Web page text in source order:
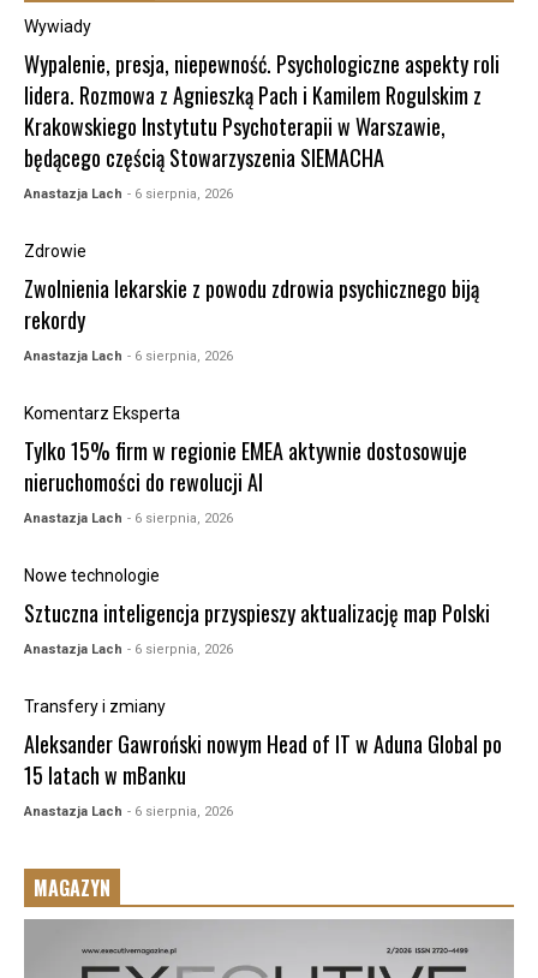
Wywiady
Wypalenie, presja, niepewność. Psychologiczne aspekty roli
lidera. Rozmowa z Agnieszką Pach i Kamilem Rogulskim z
Krakowskiego Instytutu Psychoterapii w Warszawie,
będącego częścią Stowarzyszenia SIEMACHA
Anastazja Lach - 6 sierpnia, 2026
Zdrowie
Zwolnienia lekarskie z powodu zdrowia psychicznego biją
rekordy
Anastazja Lach - 6 sierpnia, 2026
Komentarz Eksperta
Tylko 15% firm w regionie EMEA aktywnie dostosowuje
nieruchomości do rewolucji AI
Anastazja Lach - 6 sierpnia, 2026
Nowe technologie
Sztuczna inteligencja przyspieszy aktualizację map Polski
Anastazja Lach - 6 sierpnia, 2026
Transfery i zmiany
Aleksander Gawroński nowym Head of IT w Aduna Global po
15 latach w mBanku
Anastazja Lach - 6 sierpnia, 2026
MAGAZYN